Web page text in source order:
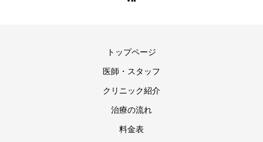
トップページ
医師・スタッフ
クリニック紹介
治療の流れ
料金表